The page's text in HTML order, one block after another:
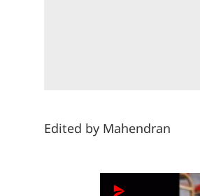
Edited by Mahendran